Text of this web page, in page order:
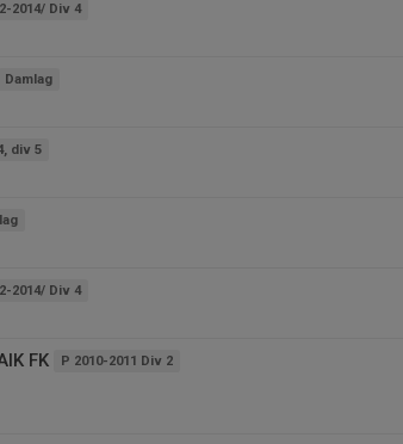
2014/ Div 4
Damlag
div 5
2014/ Div 4
FK P 2010-2011 Div 2